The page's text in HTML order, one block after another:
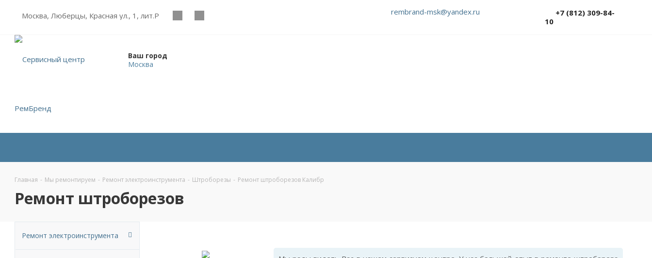
Москва, Люберцы, Красная ул., 1, лит.Р rembrand-msk@yandex.ru
+7 (812) 309-84-
10
Ваш город
Москва
Главная - Мы ремонтируем - Ремонт электроинструмента - Штроборезы - Ремонт штроборезов Калибр
Ремонт штроборезов
Ремонт электроинструмента